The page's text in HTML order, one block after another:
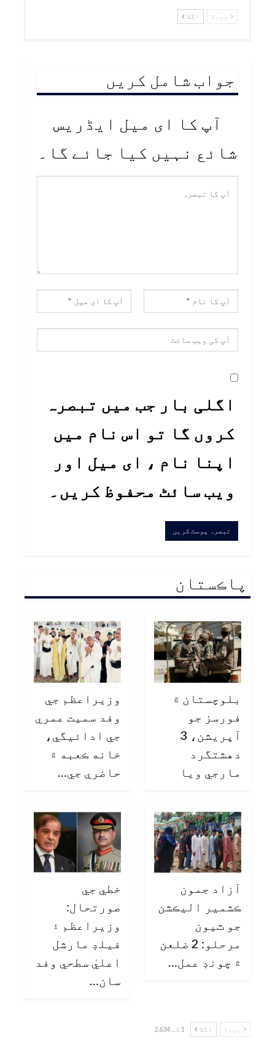
پچھلا اگلا
جواب شامل کریں
آپ کا ای میل ایڈریس
شائع نہیں کیا جائے گا۔
اگلی بار جب میں تبصرہ
کروں گا تو اس نام میں
اپنا نام ، ای میل اور
ویب سائٹ محفوظ کریں۔
پاڪستان
بلوچستان ۾
فورسز جو
آپريشن، 3
دهشتگرد
مارجي ويا
وزيراعظم جي
وفد سميت عمري
جي ادائيگي،
خانه ڪعبه ۾
حاضري جي…
آزاد جمون
ڪشمير اليڪشن
جو ٽيون
مرحلو: 2 ضلعن
۾ چونڊ عمل…
خطي جي
صورتحال:
وزيراعظم ۽
فيلڊ مارشل
اعليٰ سطحي وفد
سان…
پچھلا اگلا 1 کے 2,634